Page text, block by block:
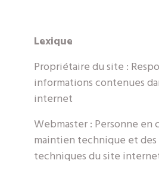
Lexique
Propriétaire du site :
informations contenues
internet
Webmaster : Personne en
maintien technique et des
techniques du site